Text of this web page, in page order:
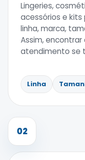
Lingeries,
acessórios e
linha, marca,
Assim,
atendimento se
Linha
02